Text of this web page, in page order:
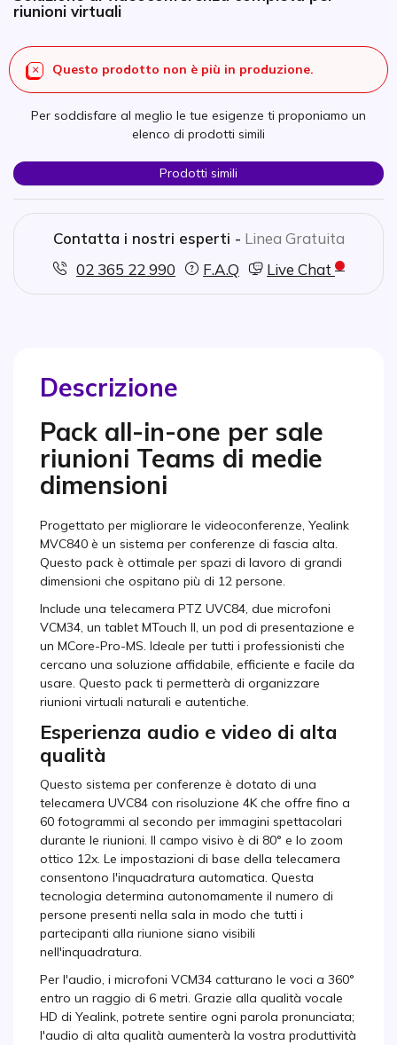
riunioni virtuali
Questo prodotto non è più in produzione.
Per soddisfare al meglio le tue esigenze ti proponiamo un
elenco di prodotti simili
Prodotti simili
Contatta i nostri esperti - Linea Gratuita
02 365 22 990
F.A.Q Live Chat
Descrizione
Pack all-in-one per sale
riunioni Teams di medie
dimensioni
Progettato per migliorare le videoconferenze, Yealink
MVC840 è un sistema per conferenze di fascia alta.
Questo pack è ottimale per spazi di lavoro di grandi
dimensioni che ospitano più di 12 persone.
Include una telecamera PTZ UVC84, due microfoni
VCM34, un tablet MTouch II, un pod di presentazione e
un MCore-Pro-MS. Ideale per tutti i professionisti che
cercano una soluzione affidabile, efficiente e facile da
usare. Questo pack ti permetterà di organizzare
riunioni virtuali naturali e autentiche.
Esperienza audio e video di alta
qualità
Questo sistema per conferenze è dotato di una
telecamera UVC84 con risoluzione 4K che offre fino a
60 fotogrammi al secondo per immagini spettacolari
durante le riunioni. Il campo visivo è di 80° e lo zoom
ottico 12x. Le impostazioni di base della telecamera
consentono l'inquadratura automatica. Questa
tecnologia determina autonomamente il numero di
persone presenti nella sala in modo che tutti i
partecipanti alla riunione siano visibili
nell'inquadratura.
Per l'audio, i microfoni VCM34 catturano le voci a 360°
entro un raggio di 6 metri. Grazie alla qualità vocale
HD di Yealink, potrete sentire ogni parola pronunciata;
l'audio di alta qualità aumenterà la vostra produttività